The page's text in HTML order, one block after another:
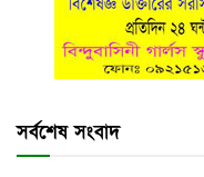
সর্বশেষ সংবাদ